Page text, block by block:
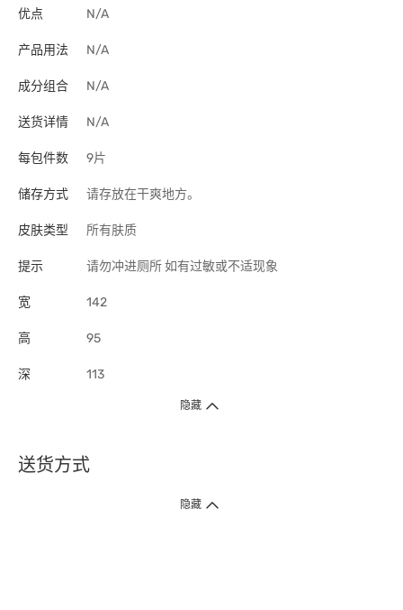
优点 N/A
产品用法 N/A
成分组合 N/A
送货详情 N/A
每包件数 9片
储存方式 请存放在干爽地方。
皮肤类型 所有肤质
提示 请勿冲进厕所 如有过敏或不适现象
宽 142
高 95
深 113
隐藏
送货方式
1. 送货到府（受卫生署条例规管产品除外 ）
隐藏